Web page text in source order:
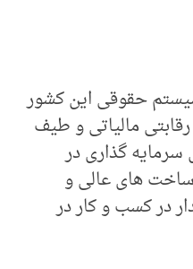
حقوقی این کشور
مالیاتی و طیف
سرمایه گذاری در
های عالی و
در کسب و کار در